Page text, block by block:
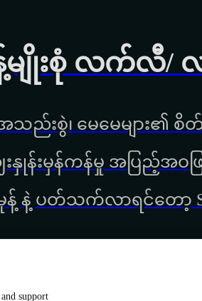
မျိုးစုံ လက်လီ/
ည်းစွဲ၊ မေမေများ၏ စိ
ဈေးနှုန်းမှန်ကန်မှု အပြည့်
န့် နဲ့ ပတ်သက်လာရင်တော့
support